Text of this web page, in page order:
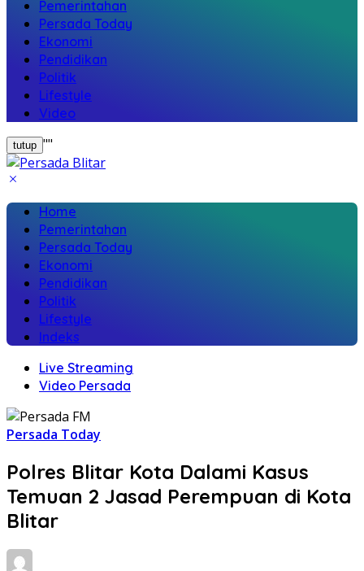
Pemerintahan
Persada Today
Ekonomi
Pendidikan
Politik
Lifestyle
Video
tutup ""
Home
Pemerintahan
Persada Today
Ekonomi
Pendidikan
Politik
Lifestyle
Indeks
Live Streaming
Video Persada
Persada Today
Polres Blitar Kota Dalami Kasus
Temuan 2 Jasad Perempuan di Kota
Blitar